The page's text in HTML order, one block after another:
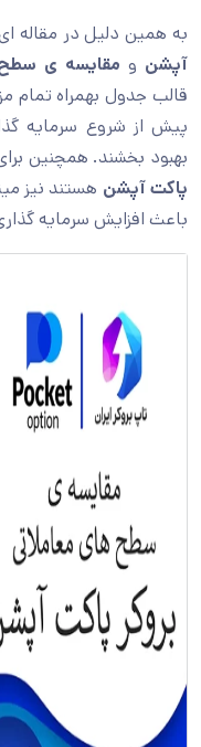
به همین دلیل در مقاله
آپشن و مقایسه ی سطح
قالب جدول بهمراه تمام
پیش از شروع سرمایه
بهبود بخشند. همچنین
پاکت آپشن هستند نیز
باعث افزایش سرمایه